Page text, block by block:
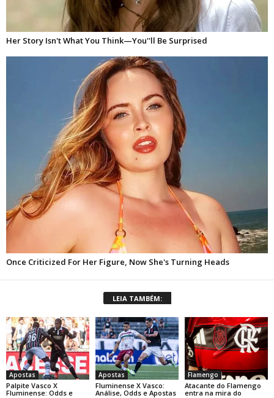
LEIA TAMBÉM:
Apostas
Palpite Vasco X
Fluminense: Odds e
Apostas
Fluminense X Vasco:
Análise, Odds e Apostas
Flamengo
Atacante do Flamengo
entra na mira do